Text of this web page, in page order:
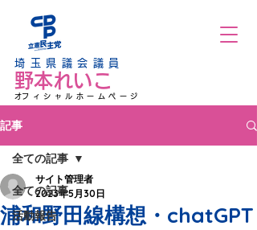
野本れいこ
​オフィシャルホームページ
埼玉県議会議員
記事
全ての記事
活動報告
全ての記事
浦和野田線構想・chatGPT
サイト管理者
2023年5月30日